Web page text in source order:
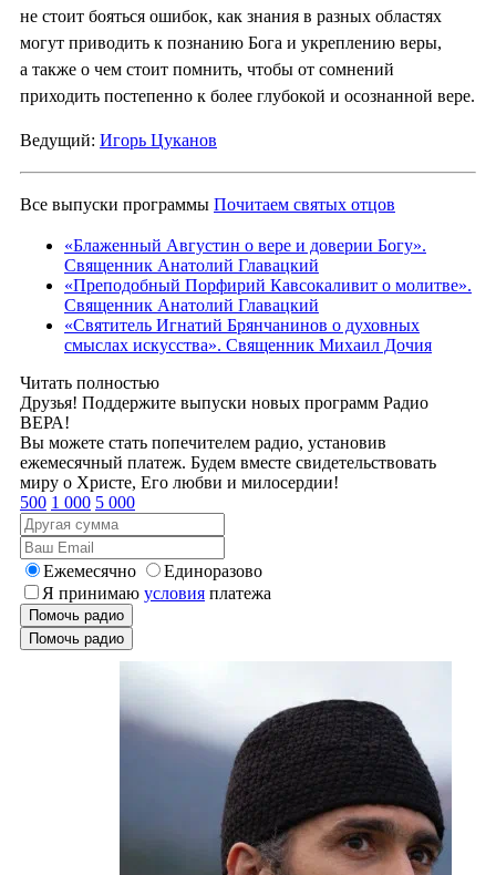
не стоит бояться ошибок, как знания в разных областях
могут приводить к познанию Бога и укреплению веры,
а также о чем стоит помнить, чтобы от сомнений
приходить постепенно к более глубокой и осознанной вере.
Ведущий: Игорь Цуканов
Все выпуски программы Почитаем святых отцов
«Блаженный Августин о вере и доверии Богу».
Священник Анатолий Главацкий
«Преподобный Порфирий Кавсокаливит о молитве».
Священник Анатолий Главацкий
«Святитель Игнатий Брянчанинов о духовных
смыслах искусства». Священник Михаил Дочия
Читать полностью
Друзья! Поддержите выпуски новых программ Радио
ВЕРА!
Вы можете стать попечителем радио, установив
ежемесячный платеж. Будем вместе свидетельствовать
миру о Христе, Его любви и милосердии!
500 1 000 5 000
Ежемесячно
Единоразово
Я принимаю условия платежа
Помочь радио
Помочь радио